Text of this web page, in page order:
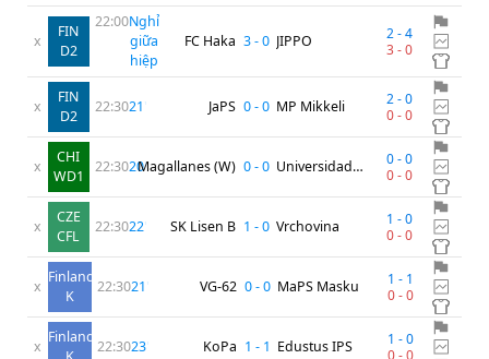
x
FIN
D2
22:00Nghỉ
giữa
hiệp
FC Haka 3-0 JIPPO 2-4
3-0
x
FIN
D2
22:3021' JaPS 0-0 MP Mikkeli 2-0
0-0
x
CHI
WD1
22:3020'
Magallanes (W) 0-0 Universidad
0-0
0-0
x
CZE
CFL
22:3022' SK Lisen B 1 -0 Vrchovina 1 -0
0-0
x
Finland
K
22:3021' VG-62 0-0 MaPS Masku 1 - 1
0-0
x
Finland
22:3023' KoPa 1 - 1 Edustus IPS 1 -0
0-0